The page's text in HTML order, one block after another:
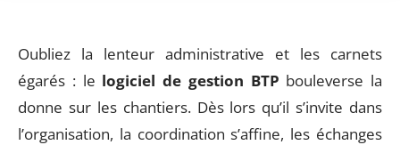
Oubliez la lenteur administrative et les carnets
égarés : le logiciel de gestion BTP bouleverse la
donne sur les chantiers. Dès lors qu’il s’invite dans
l’organisation, la coordination s’affine, les échanges